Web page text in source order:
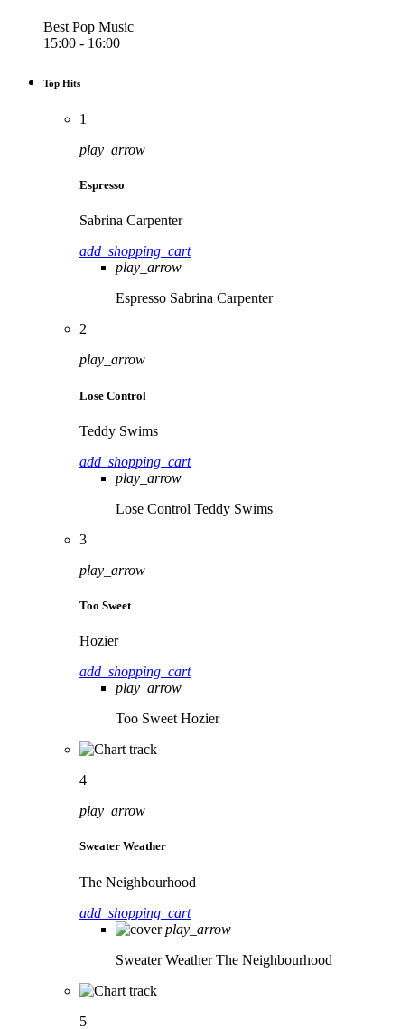
Best Pop Music
15:00 - 16:00
Top Hits
1
play_arrow
Espresso
Sabrina Carpenter
add_shopping_cart
play_arrow
Espresso Sabrina Carpenter
2
play_arrow
Lose Control
Teddy Swims
add_shopping_cart
play_arrow
Lose Control Teddy Swims
3
play_arrow
Too Sweet
Hozier
add_shopping_cart
play_arrow
Too Sweet Hozier
4
play_arrow
Sweater Weather
The Neighbourhood
add_shopping_cart
play_arrow
Sweater Weather The Neighbourhood
5